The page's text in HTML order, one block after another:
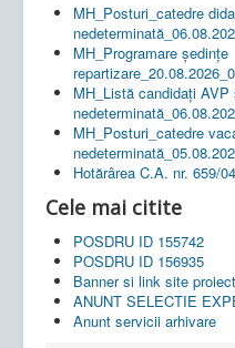
MH_Posturi_catedre
MH_Programare ședințe
MH_Listă candidați
MH_Posturi_catedre
Hotărârea C.A. nr. 659/
Cele mai citite
POSDRU ID 155742
POSDRU ID 156935
Banner si link site proiect
ANUNT SELECTIE
Anunt servicii arhivare